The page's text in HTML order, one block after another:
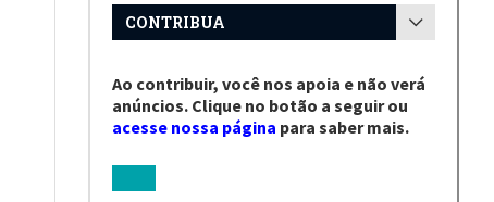
CONTRIBUA
Ao contribuir, você nos apoia e não verá
anúncios. Clique no botão a seguir ou
acesse nossa página para saber mais.